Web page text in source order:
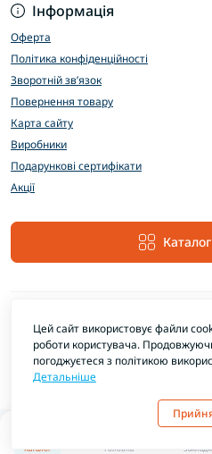
Каталог Головна
Інформація
Оферта
Політика конфіденційності
Зворотній зв’язок
Повернення товару
Карта сайту
Виробники
Подарункові сертифікати
Акції
Цей сайт використовує файли
роботи користувача.
погоджуєтеся з політикою
Детальніше